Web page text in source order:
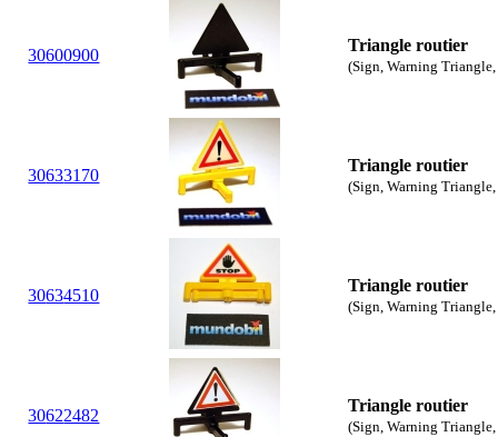
30600900
Triangle routier
(Sign, Warning
30633170
Triangle routier
(Sign, Warning
30634510
Triangle routier
(Sign, Warning
30622482
Triangle routier
(Sign, Warning